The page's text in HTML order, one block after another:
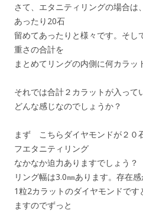
さて、エタニティリングの場合は
あったり20石
留めてあったりと様々です。そし
重さの合計を
まとめてリングの内側に何カラッ
それでは合計２カラットが入って
どんな感じなのでしょうか？
まず こちらダイヤモンドが２０
フエタニティリング
なかなか迫力ありますでしょう？
リング幅は3.0㎜あります。存在感
1粒2カラットのダイヤモンドです
ますのでずっと